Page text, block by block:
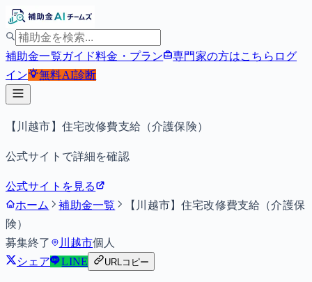
補助金一覧ガイド料金・プラン 専門家の方はこちら ログ
イン
無料AI診断
【川越市】住宅改修費支給（介護保険）
公式サイトで詳細を確認
公式サイトを見る
ホーム
補助金一覧
【川越市】住宅改修費支給（介護保
険）
募集終了
川越市個人
シェア
LINE URLコピー